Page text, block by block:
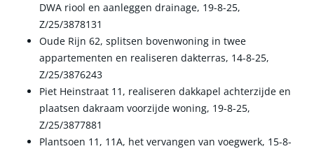
DWA riool en aanleggen drainage, 19-8-25,
Z/25/3878131
Oude Rijn 62, splitsen bovenwoning in twee
appartementen en realiseren dakterras, 14-8-25,
Z/25/3876243
Piet Heinstraat 11, realiseren dakkapel achterzijde en
plaatsen dakraam voorzijde woning, 19-8-25,
Z/25/3877881
Plantsoen 11, 11A, het vervangen van voegwerk, 15-8-